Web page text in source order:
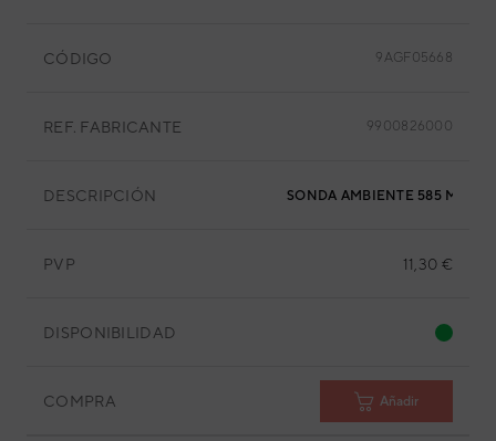
CÓDIGO 9AGF05668
REF. FABRICANTE 9900826000
DESCRIPCIÓN SONDA AMBIENTE 585 MM
PVP 11,30 €
DISPONIBILIDAD
COMPRA Añadir